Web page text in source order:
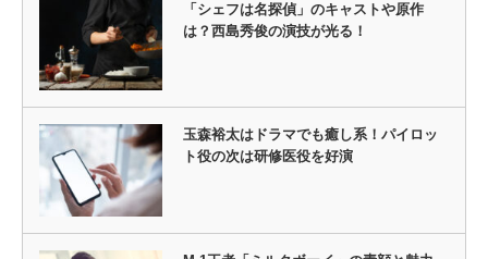
「シェフは名探偵」のキャストや原作
は？西島秀俊の演技が光る！
玉森裕太はドラマでも癒し系！パイロッ
ト役の次は研修医役を好演